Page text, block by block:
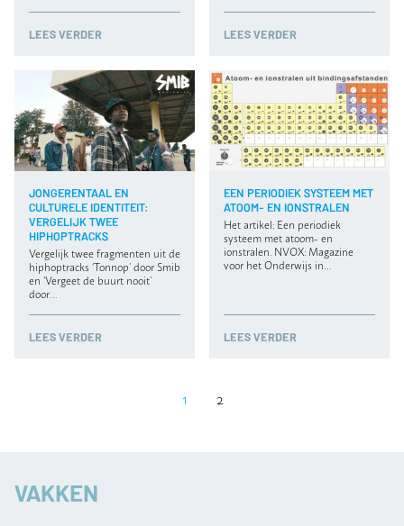
LEES VERDER LEES VERDER
JONGERENTAAL EN
CULTURELE IDENTITEIT:
VERGELIJK TWEE
HIPHOPTRACKS
Vergelijk twee fragmenten uit de
hiphoptracks ‘Tonnop’ door Smib
en ‘Vergeet de buurt nooit’
door…
LEES VERDER
EEN PERIODIEK SYSTEEM MET
ATOOM- EN IONSTRALEN
Het artikel: Een periodiek
systeem met atoom- en
ionstralen. NVOX: Magazine
voor het Onderwijs in…
LEES VERDER
1 2
VAKKEN